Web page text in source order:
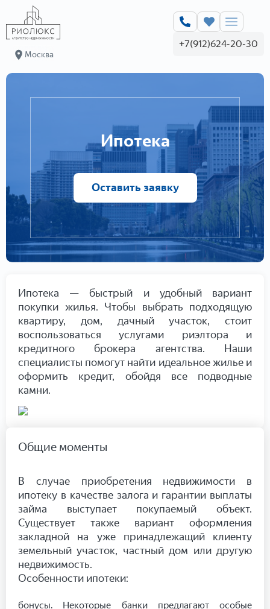
Москва
+7(912)624-20-30
Ипотека
Оставить заявку
Ипотека — быстрый и удобный вариант
покупки жилья. Чтобы выбрать подходящую
квартиру, дом, дачный участок, стоит
воспользоваться услугами риэлтора и
кредитного брокера агентства. Наши
специалисты помогут найти идеальное жилье и
оформить кредит, обойдя все подводные
камни.
Общие моменты
В случае приобретения недвижимости в
ипотеку в качестве залога и гарантии выплаты
займа выступает покупаемый объект.
Существует также вариант оформления
закладной на уже принадлежащий клиенту
земельный участок, частный дом или другую
недвижимость.
Особенности ипотеки:
бонусы. Некоторые банки предлагают особые